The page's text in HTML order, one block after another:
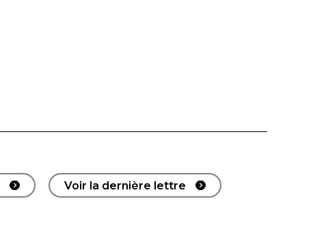
Voir la dernière lettre